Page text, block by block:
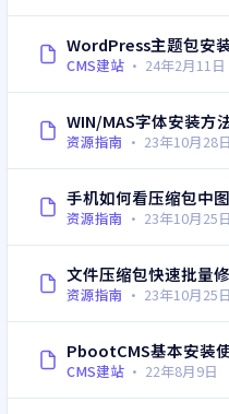
WordPress主题包安
CMS建站 · 24年2月11日
WIN/MAS字体安装方
资源指南 · 23年10月28日
手机如何看压缩包中
资源指南 · 23年10月25日
文件压缩包快速批量
资源指南 · 23年10月25日
PbootCMS基本安装
CMS建站 · 22年8月9日